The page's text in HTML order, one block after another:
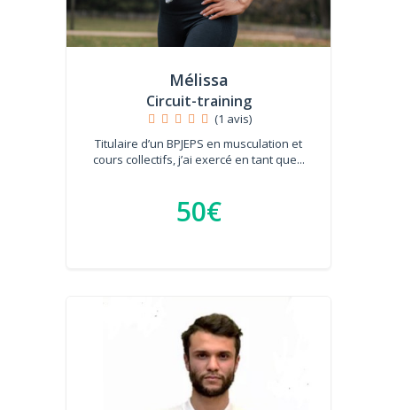
Mélissa
Circuit-training
(1 avis)
Titulaire d’un BPJEPS en musculation et
cours collectifs, j’ai exercé en tant que...
50€